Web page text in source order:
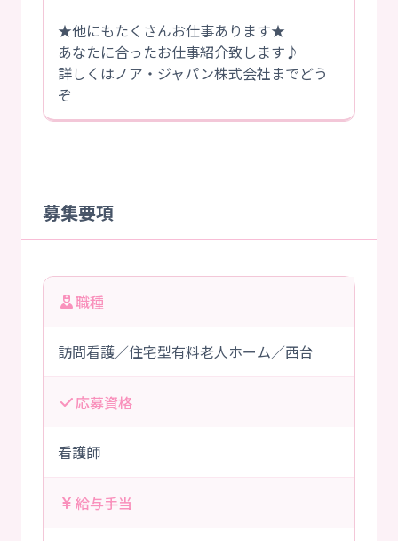
★他にもたくさんお仕事あります★
あなたに合ったお仕事紹介致します♪
詳しくはノア・ジャパン株式会社までどう
ぞ
募集要項
職種
訪問看護／住宅型有料老人ホーム／西台
応募資格
看護師
給与手当